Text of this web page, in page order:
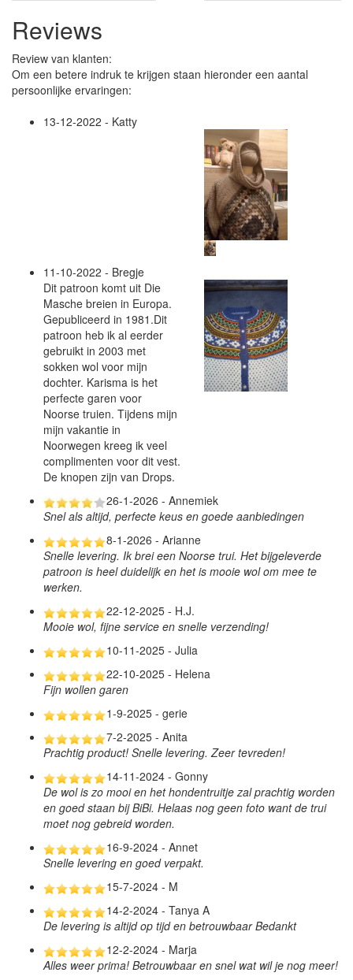
Reviews
Review van klanten:
Om een betere indruk te krijgen staan hieronder een aantal
persoonlijke ervaringen:
13-12-2022 - Katty
11-10-2022 - Bregje
Dit patroon komt uit Die
Masche breien in Europa.
Gepubliceerd in 1981.Dit
patroon heb ik al eerder
gebruikt in 2003 met
sokken wol voor mijn
dochter. Karisma is het
perfecte garen voor
Noorse truien. Tijdens mijn
mijn vakantie in
Noorwegen kreeg ik veel
complimenten voor dit vest.
De knopen zijn van Drops.
26-1-2026 - Annemiek
Snel als altijd, perfecte keus en goede aanbiedingen
8-1-2026 - Arianne
Snelle levering. Ik brei een Noorse trui. Het bijgeleverde
patroon is heel duidelijk en het is mooie wol om mee te
werken.
22-12-2025 - H.J.
Mooie wol, fijne service en snelle verzending!
10-11-2025 - Julia
22-10-2025 - Helena
Fijn wollen garen
1-9-2025 - gerie
7-2-2025 - Anita
Prachtig product! Snelle levering. Zeer tevreden!
14-11-2024 - Gonny
De wol is zo mooi en het hondentruitje zal prachtig worden
en goed staan bij BiBi. Helaas nog geen foto want de trui
moet nog gebreid worden.
16-9-2024 - Annet
Snelle levering en goed verpakt.
15-7-2024 - M
14-2-2024 - Tanya A
De levering is altijd op tijd en betrouwbaar Bedankt
12-2-2024 - Marja
Alles weer prima! Betrouwbaar en snel wat wil je nog meer!